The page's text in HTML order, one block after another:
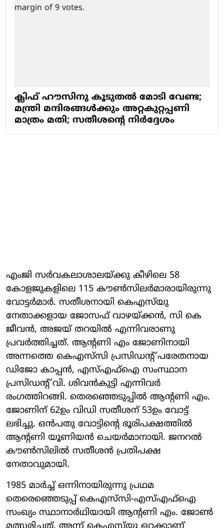
ക്ലിഫ് ഹൗസിനു കൂടുതൽ മോടി വേണ്ട;
മന്ത്രി മന്ദിരങ്ങൾക്കും അറ്റകുറ്റപ്പണി
മാത്രം മതി; സതീശന്റെ നിർദ്ദേശം
എംജി സര്‍വകലാശാലയ്ക്കു കീഴിലെ 58
കോളജുകളിലെ 115 കൗണ്‍സിലര്‍മാരായിരുന്നു
വോട്ടര്‍മാര്‍. സതീശനായി കെഎസ്‌യു
നേതാക്കളായ ജോസഫ് വാഴയ്ക്കന്‍, സി കെ
ജീവന്‍, അജയ് തറയില്‍ എന്നിവരാണു
പ്രവര്‍ത്തിച്ചത്. ആന്റണി എം ജോണിനായി
അന്നത്തെ കെഎസ്‌സി പ്രസിഡന്റ് പരേതനായ
ഡിജോ കാപ്പന്‍, എസ്എഫ്‌ഐ സംസ്ഥാന
പ്രസിഡന്റ് വി. ശിവന്‍കുട്ടി എന്നിവര്‍
രംഗത്തിറങ്ങി. തെരഞ്ഞെടുപ്പില്‍ ആന്റണി എം.
ജോണിന് 62ഉം വിഡി സതീശന് 53ഉം വോട്ട്
ലഭിച്ചു. ഒന്‍പതു വോട്ടിന്റെ ഭൂരിപക്ഷത്തില്‍
ആന്റണി യൂണിയന്‍ ചെയര്‍മാനായി. ജനറല്‍
കൗണ്‍സിലില്‍ സതീശന്‍ പ്രതിപക്ഷ
നേതാവുമായി.
1985 മാര്‍ച്ച് ഒന്നിനായിരുന്നു പ്രഥമ
തെരെഞ്ഞെടുപ്പ് കെഎസ്‌സി-എസ്എഫ്‌ഐ
സംഖ്യം സ്ഥാനാര്‍ഥിയായി ആന്റണി എം. ജോണ്‍